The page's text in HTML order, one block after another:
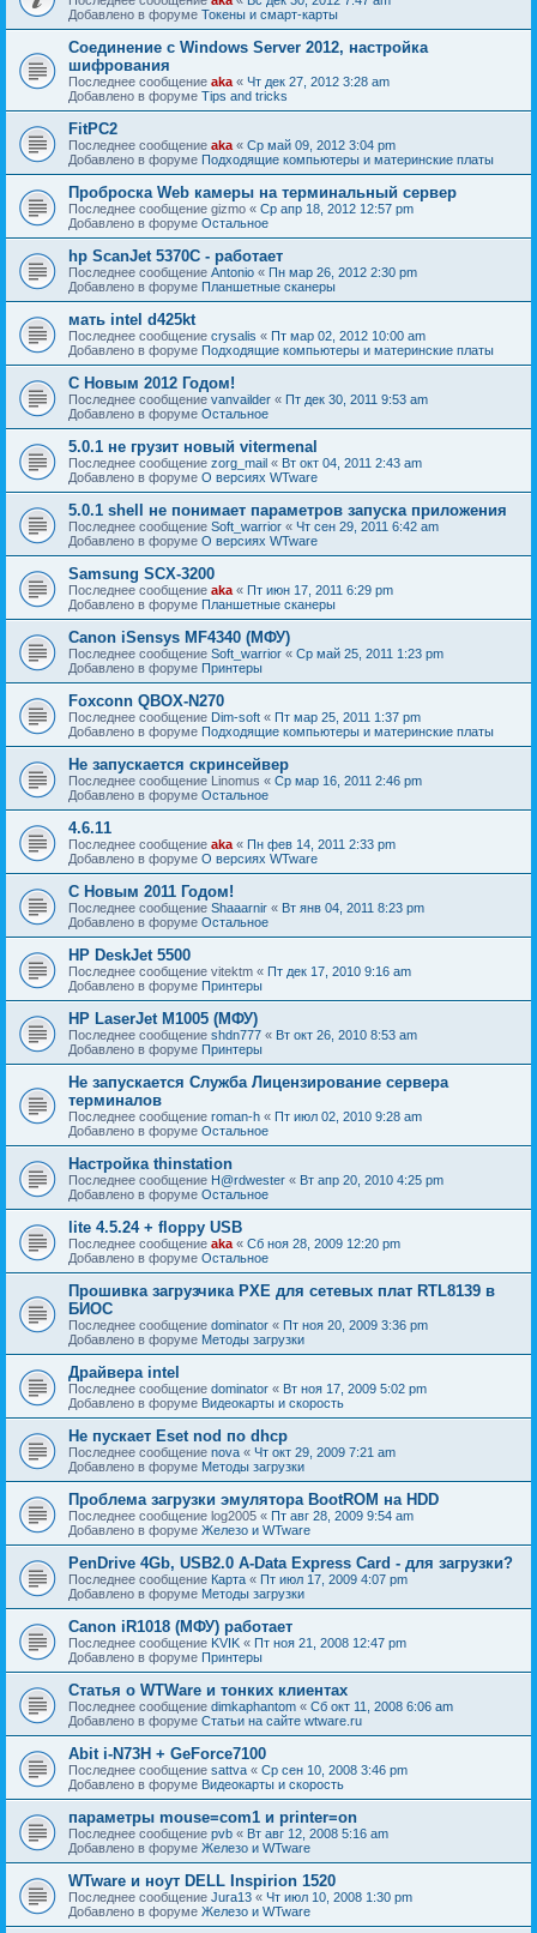
Добавлено в форуме Токены и смарт-карты
Соединение с Windows Server 2012, настройка
шифрования
Последнее сообщение aka « Чт дек 27, 2012 3:28 am
Добавлено в форуме Tips and tricks
FitPC2
Последнее сообщение aka « Ср май 09, 2012 3:04 pm
Добавлено в форуме Подходящие компьютеры и материнские платы
Проброска Web камеры на терминальный сервер
Последнее сообщение gizmo « Ср апр 18, 2012 12:57 pm
Добавлено в форуме Остальное
hp ScanJet 5370С - работает
Последнее сообщение Antonio « Пн мар 26, 2012 2:30 pm
Добавлено в форуме Планшетные сканеры
мать intel d425kt
Последнее сообщение crysalis « Пт мар 02, 2012 10:00 am
Добавлено в форуме Подходящие компьютеры и материнские платы
С Новым 2012 Годом!
Последнее сообщение vanvailder « Пт дек 30, 2011 9:53 am
Добавлено в форуме Остальное
5.0.1 не грузит новый vitermenal
Последнее сообщение zorg_mail « Вт окт 04, 2011 2:43 am
Добавлено в форуме О версиях WTware
5.0.1 shell не понимает параметров запуска приложения
Последнее сообщение Soft_warrior « Чт сен 29, 2011 6:42 am
Добавлено в форуме О версиях WTware
Samsung SCX-3200
Последнее сообщение aka « Пт июн 17, 2011 6:29 pm
Добавлено в форуме Планшетные сканеры
Canon iSensys MF4340 (МФУ)
Последнее сообщение Soft_warrior « Ср май 25, 2011 1:23 pm
Добавлено в форуме Принтеры
Foxconn QBOX-N270
Последнее сообщение Dim-soft « Пт мар 25, 2011 1:37 pm
Добавлено в форуме Подходящие компьютеры и материнские платы
Не запускается скринсейвер
Последнее сообщение Linomus « Ср мар 16, 2011 2:46 pm
Добавлено в форуме Остальное
4.6.11
Последнее сообщение aka « Пн фев 14, 2011 2:33 pm
Добавлено в форуме О версиях WTware
С Новым 2011 Годом!
Последнее сообщение Shaaarnir « Вт янв 04, 2011 8:23 pm
Добавлено в форуме Остальное
HP DeskJet 5500
Последнее сообщение vitektm « Пт дек 17, 2010 9:16 am
Добавлено в форуме Принтеры
HP LaserJet M1005 (МФУ)
Последнее сообщение shdn777 « Вт окт 26, 2010 8:53 am
Добавлено в форуме Принтеры
Не запускается Служба Лицензирование сервера
терминалов
Последнее сообщение roman-h « Пт июл 02, 2010 9:28 am
Добавлено в форуме Остальное
Настройка thinstation
Последнее сообщение H@rdwester « Вт апр 20, 2010 4:25 pm
Добавлено в форуме Остальное
lite 4.5.24 + floppy USB
Последнее сообщение aka « Сб ноя 28, 2009 12:20 pm
Добавлено в форуме Остальное
Прошивка загрузчика PXE для сетевых плат RTL8139 в
БИОС
Последнее сообщение dominator « Пт ноя 20, 2009 3:36 pm
Добавлено в форуме Методы загрузки
Драйвера intel
Последнее сообщение dominator « Вт ноя 17, 2009 5:02 pm
Добавлено в форуме Видеокарты и скорость
Не пускает Eset nod по dhcp
Последнее сообщение nova « Чт окт 29, 2009 7:21 am
Добавлено в форуме Методы загрузки
Проблема загрузки эмулятора BootROM на HDD
Последнее сообщение log2005 « Пт авг 28, 2009 9:54 am
Добавлено в форуме Железо и WTware
PenDrive 4Gb, USB2.0 A-Data Express Card - для загрузки?
Последнее сообщение Карта « Пт июл 17, 2009 4:07 pm
Добавлено в форуме Методы загрузки
Canon iR1018 (МФУ) работает
Последнее сообщение KVIK « Пт ноя 21, 2008 12:47 pm
Добавлено в форуме Принтеры
Статья о WTWare и тонких клиентах
Последнее сообщение dimkaphantom « Сб окт 11, 2008 6:06 am
Добавлено в форуме Статьи на сайте wtware.ru
Abit i-N73H + GeForce7100
Последнее сообщение sattva « Ср сен 10, 2008 3:46 pm
Добавлено в форуме Видеокарты и скорость
параметры mouse=com1 и printer=on
Последнее сообщение pvb « Вт авг 12, 2008 5:16 am
Добавлено в форуме Железо и WTware
WTware и ноут DELL Inspirion 1520
Последнее сообщение Jura13 « Чт июл 10, 2008 1:30 pm
Добавлено в форуме Железо и WTware